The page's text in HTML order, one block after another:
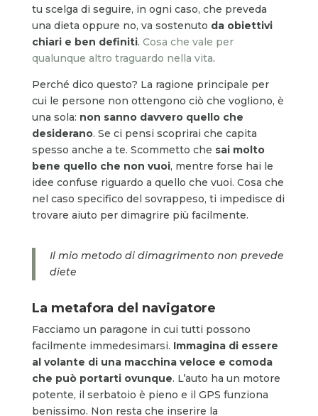
tu scelga di seguire, in ogni caso, che preveda
una dieta oppure no, va sostenuto da obiettivi
chiari e ben definiti. Cosa che vale per
qualunque altro traguardo nella vita.
Perché dico questo? La ragione principale per
cui le persone non ottengono ciò che vogliono, è
una sola: non sanno davvero quello che
desiderano. Se ci pensi scoprirai che capita
spesso anche a te. Scommetto che sai molto
bene quello che non vuoi, mentre forse hai le
idee confuse riguardo a quello che vuoi. Cosa che
nel caso specifico del sovrappeso, ti impedisce di
trovare aiuto per dimagrire più facilmente.
Il mio metodo di dimagrimento non prevede
diete
La metafora del navigatore
Facciamo un paragone in cui tutti possono
facilmente immedesimarsi. Immagina di essere
al volante di una macchina veloce e comoda
che può portarti ovunque. L’auto ha un motore
potente, il serbatoio è pieno e il GPS funziona
benissimo. Non resta che inserire la